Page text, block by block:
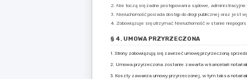
Nie toczą się żadne postępowania sądowe,
Nieruchomość posiada dostęp do drogi publicznej oraz jest
Zobowiązuje się utrzymać Nieruchomość w stanie
§ 4. UMOWA PRZYRZECZONA
1. Strony zobowiązują się zawrzeć umowę przyrzeczoną
2. Umowa przyrzeczona zostanie zawarta w kancelarii
3. Koszty zawarcia umowy przyrzeczonej, w tym taksa